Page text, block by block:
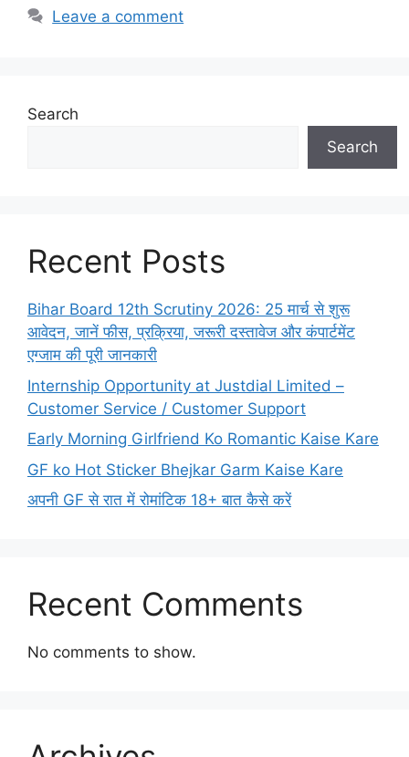
Leave a comment
Search
Search
Recent Posts
Bihar Board 12th Scrutiny 2026: 25 मार्च से शुरू
आवेदन, जानें फीस, प्रक्रिया, जरूरी दस्तावेज और कंपार्टमेंट
एग्जाम की पूरी जानकारी
Internship Opportunity at Justdial Limited –
Customer Service / Customer Support
Early Morning Girlfriend Ko Romantic Kaise Kare
GF ko Hot Sticker Bhejkar Garm Kaise Kare
अपनी GF से रात में रोमांटिक 18+ बात कैसे करें
Recent Comments
No comments to show.